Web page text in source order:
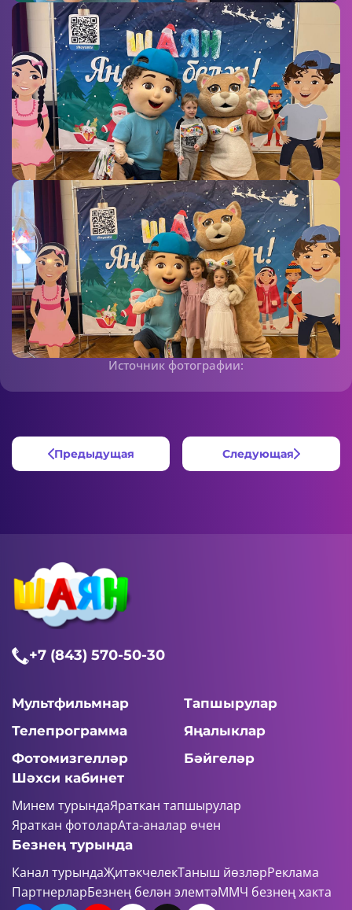
Источник фотографии:
Предыдущая Следующая
+7 (843) 570-50-30
Мультфильмнар
Тапшырулар
Телепрограмма
Яңалыклар
Фотомизгелләр
Бәйгеләр
Шәхси кабинет
Минем турындаЯраткан тапшырулар
Яраткан фотоларАта-аналар өчен
Безнең турында
Канал турындаҖитәкчелекТаныш йөзләрРеклама
ПартнерларБезнең белән элемтәММЧ безнең хакта